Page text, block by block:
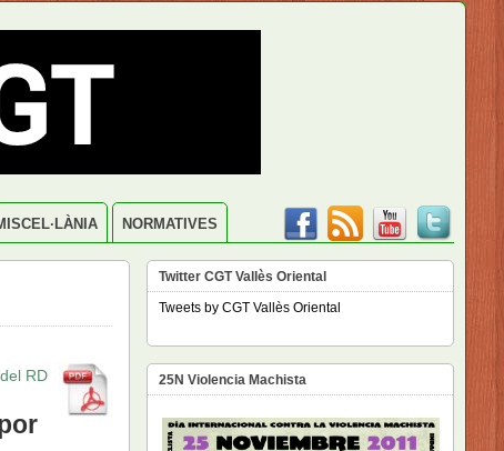
NORMATIVES
RD
Twitter CGT Vallès Oriental
Tweets by CGT Vallès Oriental
25N Violencia Machista